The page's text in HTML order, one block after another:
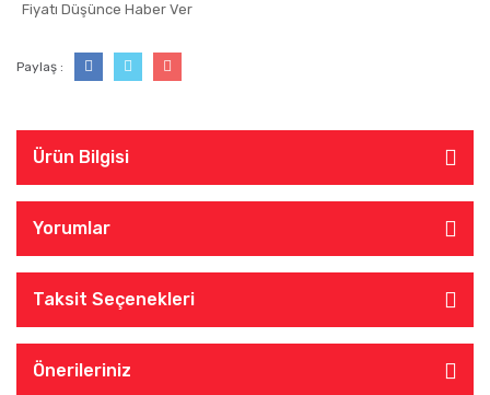
Fiyatı Düşünce Haber Ver
Paylaş :
Ürün Bilgisi
Yorumlar
Taksit Seçenekleri
Önerileriniz